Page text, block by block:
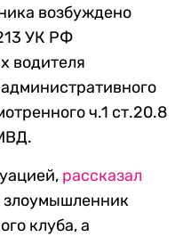
возбуждено
УК РФ
водителя
ч.1 ст.20.8
рассказал
злоумышленник
клуба, а